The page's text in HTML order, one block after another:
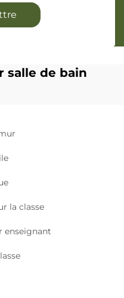
salle de bain
la classe
enseignant